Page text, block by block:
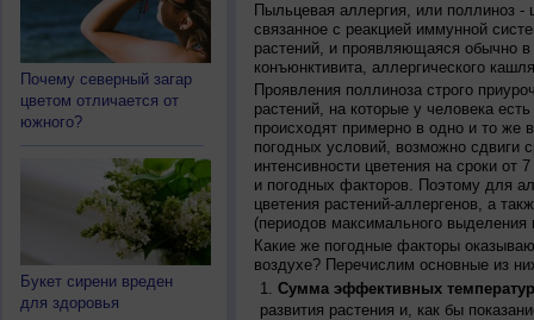
Почему северный загар
цветом отличается от
южного?
Букет сирени вреден
для здоровья
Пыльцевая аллергия, или поллиноз -
связанное с реакцией иммунной
растений, и проявляющаяся обычно
конъюнктивита, аллергического
Проявления поллиноза строго
растений, на которые у человека
происходят примерно в одно и то же
погодных условий, возможно сдвиги
интенсивности цветения на сроки от
и погодных факторов. Поэтому для
цветения растений-аллергенов, а
(периодов максимального
Какие же погодные факторы
воздухе? Перечислим основные из
Сумма эффективных
развития растения и, как бы